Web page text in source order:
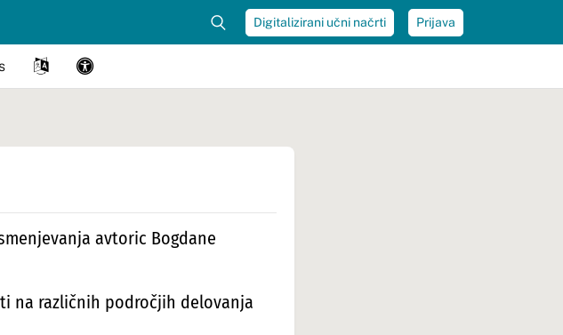
Digitalizirani učni načrti Prijava
avtoric Bogdane
na različnih področjih delovanja